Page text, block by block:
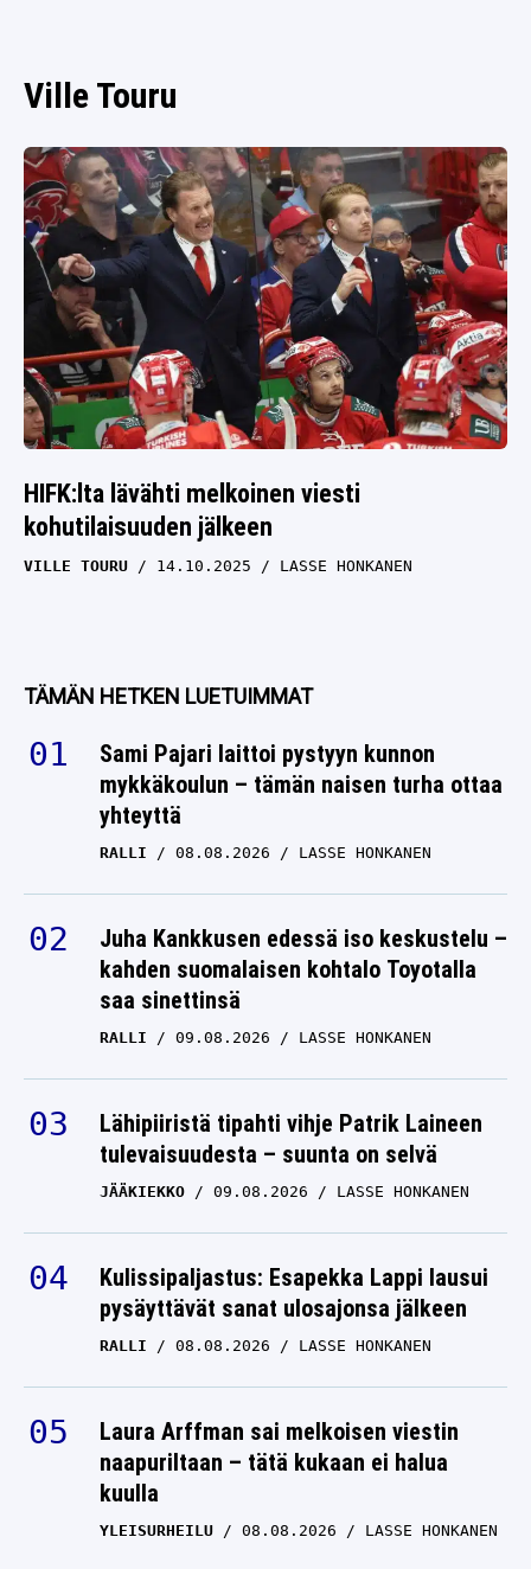
Ville Touru
HIFK:lta lävähti melkoinen viesti
kohutilaisuuden jälkeen
VILLE TOURU 14.10.2025 LASSE HONKANEN
TÄMÄN HETKEN LUETUIMMAT
Sami Pajari laittoi pystyyn kunnon
mykkäkoulun – tämän naisen turha ottaa
yhteyttä
RALLI 08.08.2026 LASSE HONKANEN
Juha Kankkusen edessä iso keskustelu –
kahden suomalaisen kohtalo Toyotalla
saa sinettinsä
RALLI 09.08.2026 LASSE HONKANEN
Lähipiiristä tipahti vihje Patrik Laineen
tulevaisuudesta – suunta on selvä
JÄÄKIEKKO 09.08.2026 LASSE HONKANEN
Kulissipaljastus: Esapekka Lappi lausui
pysäyttävät sanat ulosajonsa jälkeen
RALLI 08.08.2026 LASSE HONKANEN
Laura Arffman sai melkoisen viestin
naapuriltaan – tätä kukaan ei halua
kuulla
YLEISURHEILU 08.08.2026 LASSE HONKANEN